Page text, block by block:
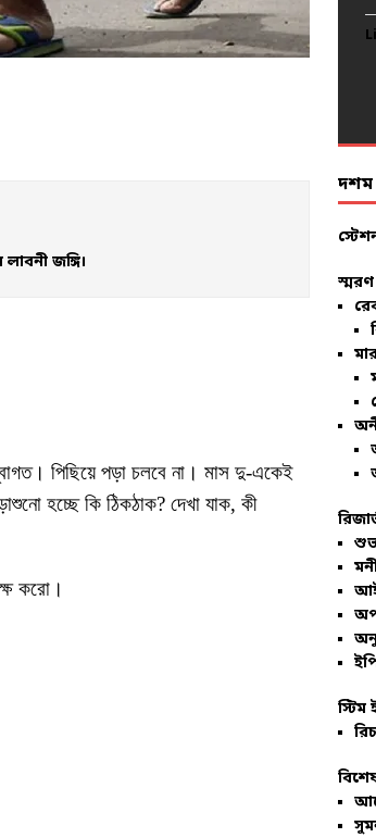
জঙ্গি।
পিছিয়ে পড়া চলবে না। মাস দু-একেই
হচ্ছে কি ঠিকঠাক? দেখা যাক, কী
করো।
দশম
স্মরণ
স্টিম